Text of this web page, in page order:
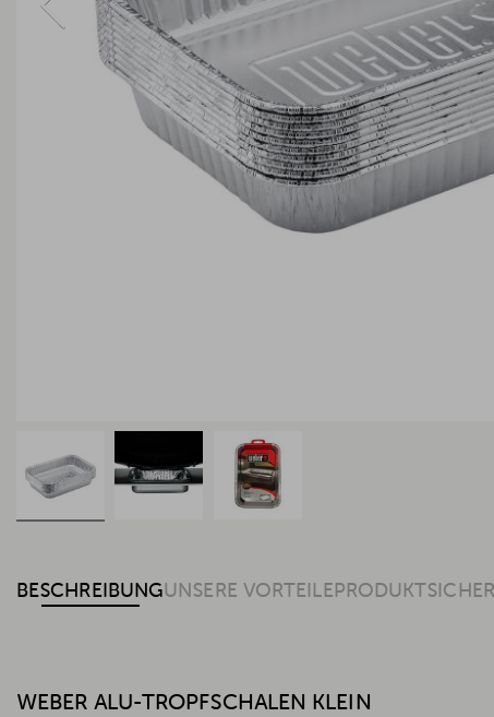
BESCHREIBUNGUNSERE VORTEILE
WEBER ALU-TROPFSCHALEN KLEIN